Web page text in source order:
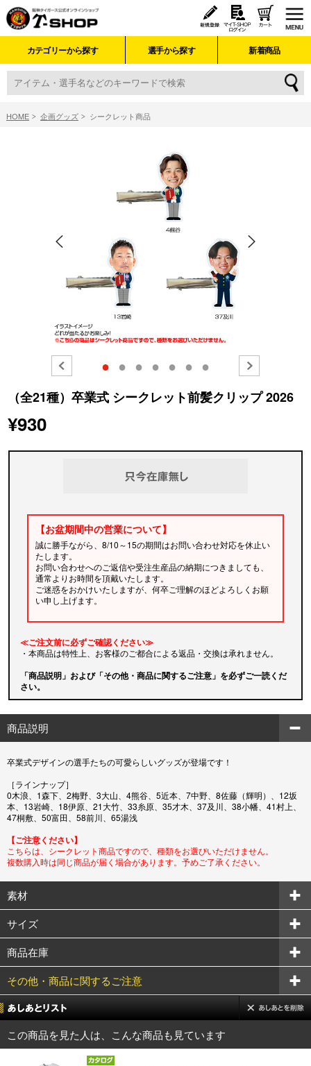
カテゴリーから探す 選手から探す 新着商品
HOME 企画グッズ シークレット商品
● ● ● ● ● ● ●
（全21種）卒業式 シークレット前髪クリップ 2026
¥930
【お盆期間中の営業について】
誠に勝手ながら、8/10～15の期間はお問い合わせ対応を休止い
たします。
お問い合わせへのご返信や受注生産品の納期につきましても、
通常よりお時間を頂戴いたします。
ご迷惑をおかけいたしますが、何卒ご理解のほどよろしくお願
い申し上げます。
≪ご注文前に必ずご確認ください≫
・本商品は特性上、お客様のご都合による返品・交換は承れません。
「商品説明」および「その他・商品に関するご注意」を必ずご一読くだ
さい。
商品説明
卒業式デザインの選手たちの可愛らしいグッズが登場です！
［ラインナップ］
0木浪、1森下、2梅野、3大山、4熊谷、5近本、7中野、8佐藤（輝明）、12坂
本、13岩崎、18伊原、21大竹、33糸原、35才木、37及川、38小幡、41村上、
47桐敷、50富田、58前川、65湯浅
【ご注意ください】
こちらは、シークレット商品ですので、種類をお選びいただけません。
複数購入時は同じ商品が届く場合があります。予めご了承ください。
素材
サイズ
商品在庫
その他・商品に関するご注意
この商品を見た人は、こんな商品も見ています